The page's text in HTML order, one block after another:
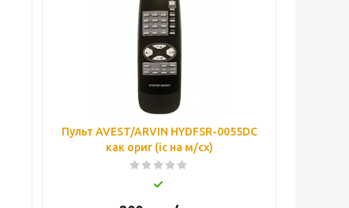
Пульт AVEST/ARVIN HYDFSR-0055DC
как ориг (ic на м/сх)